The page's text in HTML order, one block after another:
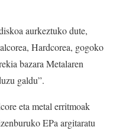
aurkeztuko dute,
Hardcorea, gogoko
bazara Metalaren
galdu”.
eta metal erritmoak
EPa argitaratu